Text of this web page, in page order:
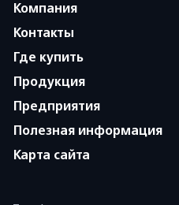
Компания
Контакты
Где купить
Продукция
Предприятия
Полезная информация
Карта сайта